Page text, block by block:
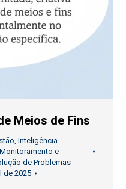
Meios de Fins
Inteligência
Monitoramento e
de Problemas
de 2025